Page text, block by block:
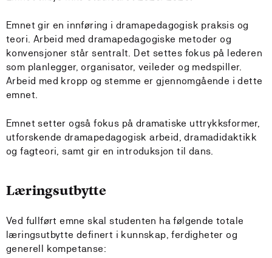
Emnet gir en innføring i dramapedagogisk praksis og
teori. Arbeid med dramapedagogiske metoder og
konvensjoner står sentralt. Det settes fokus på lederen
som planlegger, organisator, veileder og medspiller.
Arbeid med kropp og stemme er gjennomgående i dette
emnet.
Emnet setter også fokus på dramatiske uttrykksformer,
utforskende dramapedagogisk arbeid, dramadidaktikk
og fagteori, samt gir en introduksjon til dans.
Læringsutbytte
Ved fullført emne skal studenten ha følgende totale
læringsutbytte definert i kunnskap, ferdigheter og
generell kompetanse: